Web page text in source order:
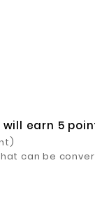
earn 5
can be